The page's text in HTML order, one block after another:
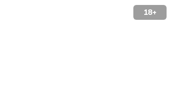
18+